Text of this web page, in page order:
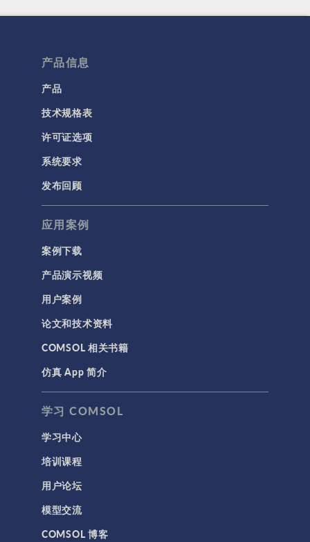
产品信息
产品
技术规格表
许可证选项
系统要求
发布回顾
应用案例
案例下载
产品演示视频
用户案例
论文和技术资料
COMSOL 相关书籍
仿真 App 简介
学习 COMSOL
学习中心
培训课程
用户论坛
模型交流
COMSOL 博客